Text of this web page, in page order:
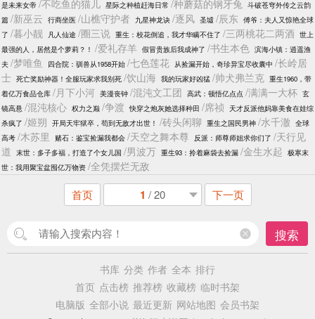
是未来女帝 /不吃鱼的猫儿 星际之种植赶海日常 /种蘑菇的钢牙兔 斗破苍穹外传之云韵
篇 /新巫云 行商坐医 /山樵守护者 九星神龙诀 /逐风 圣墟 /辰东 傅爷：夫人又惊艳全球
了 /暮小靓 凡人仙途 /圈三说 重生：校花倒追，我才华瞒不住了 /三两桃花二两酒 世上
最强的人，居然是个萝莉？！ /爱礼存羊 假冒贵族后我成神了 /书生本色 滨海小镇：逍遥渔
夫 /梦唯鱼 四合院：驯兽从1958开始 /七色莲花 从捡漏开始，奇珍异宝尽收囊中 /长岭居
士 死亡奖励神器！全服玩家求我别死 /饮山海 我的玩家好凶猛 /帅犬弗兰克 重生1960，带
着亿万食品仓库 /月下小河 美漫丧钟 /混沌文工团 高武：顿悟亿点点 /满满一大杯 玄
镜高悬 /混沌核心 权力之巅 /争渡 快穿之炮灰她选择种田 /席祯 天才反派他妈靠美食在娃综
杀疯了 /姬朔 开局天牢狱卒，苟到无敌才出世！ /砖头闲聊 重生之国民男神 /水千澈 全球
高考 /木苏里 赌石：鉴宝捡漏我都会 /天空之舞本尊 反派：师尊师姐求你们了 /天行见
道 末世：多子多福，打造了个女儿国 /男波万 重生93：拎着麻袋去捡漏 /金生水起 极寒末
世：我用聚宝盆囤亿万物资 /全凭摆烂无敌
首页 1 / 20 下一页
搜索
书库 分类 作者 全本 排行
首页 点击榜 推荐榜 收藏榜 临时书架
电脑版 全部小说 最近更新 网站地图 会员书架